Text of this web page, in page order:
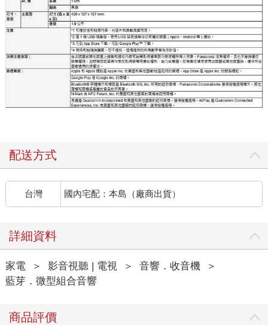
配送方式
台灣 國內宅配：本島（廠商出貨）
詳細資料
家電 ＞ 影音視聽 | 電視 ＞ 音響．收音機
＞
藍芽．微型組合音響
商品評價